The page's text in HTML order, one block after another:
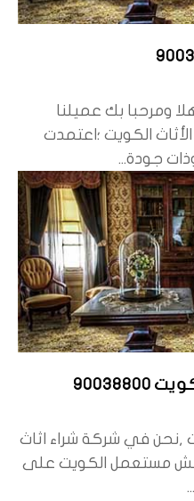
ومرحبا بك عميلنا
الكويت ؛اعتمدت
جودة...
,نحن في شركة شراء اثاث
مستعمل الكويت على